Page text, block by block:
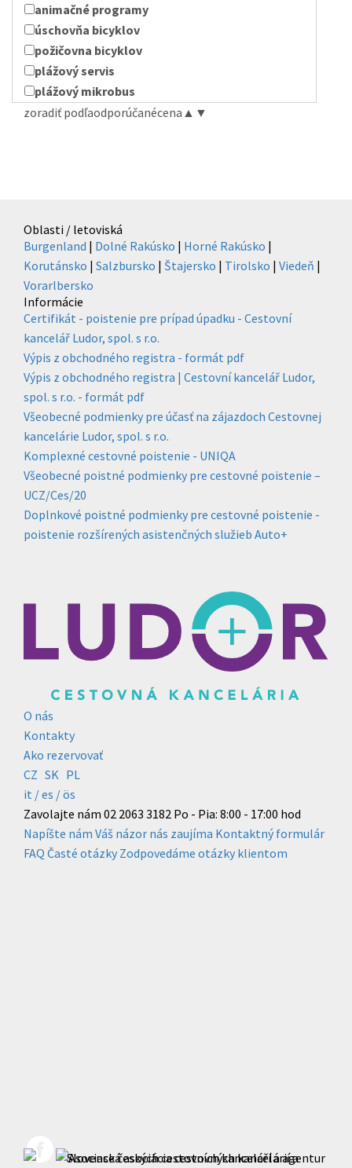
animačné programy
úschovňa bicyklov
požičovna bicyklov
plážový servis
plážový mikrobus
zoradiť podľaodporúčanécena ▲ ▼
Oblasti / letoviská
Burgenland | Dolné Rakúsko | Horné Rakúsko |
Korutánsko | Salzbursko | Štajersko | Tirolsko | Viedeň |
Vorarlbersko
Informácie
Certifikát - poistenie pre prípad úpadku - Cestovní
kancelář Ludor, spol. s r.o.
Výpis z obchodného registra - formát pdf
Výpis z obchodného registra | Cestovní kancelář Ludor,
spol. s r.o. - formát pdf
Všeobecné podmienky pre účasť na zájazdoch Cestovnej
kancelárie Ludor, spol. s r.o.
Komplexné cestovné poistenie - UNIQA
Všeobecné poistné podmienky pre cestovné poistenie –
UCZ/Ces/20
Doplnkové poistné podmienky pre cestovné poistenie -
poistenie rozšírených asistenčných služieb Auto+
O nás
Kontakty
Ako rezervovať
CZ SK PL
it /es / ös
Zavolajte nám 02 2063 3182 Po - Pia: 8:00 - 17:00 hod
Napíšte nám Váš názor nás zaujíma Kontaktný formulár
FAQ Časté otázky Zodpovedáme otázky klientom